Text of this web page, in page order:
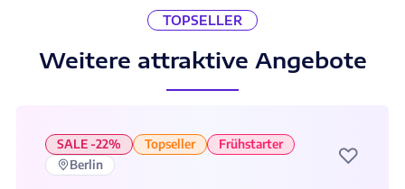
TOPSELLER
Weitere attraktive Angebote
SALE -22% Topseller
Frühstarter
Berlin
♡